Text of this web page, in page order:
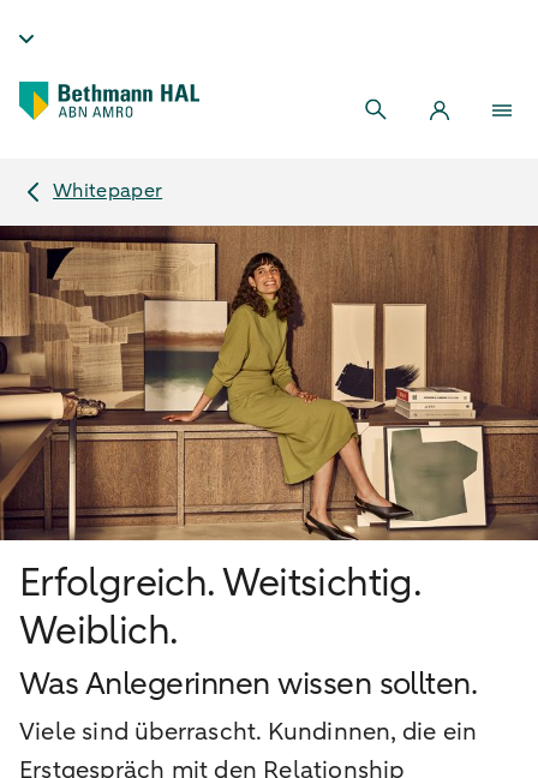
Whitepaper
Erfolgreich. Weitsichtig.
Weiblich.
Was Anlegerinnen wissen sollten.
Viele sind überrascht. Kundinnen, die ein
Erstgespräch mit den Relationship